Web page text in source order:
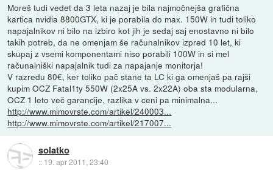
Moreš tudi vedet da 3 leta nazaj je bila najmočnejša grafična
kartica nvidia 8800GTX, ki je porabila do max. 150W in tudi toliko
napajalnikov ni bilo na izbiro kot jih je sedaj saj enostavno ni bilo
takih potreb, da ne omenjam še računalnikov izpred 10 let, ki
skupaj z vsemi komponentami niso porabili 100W in si mel
računalniški napajalnik tudi za napajanje monitorja!
V razredu 80€, ker toliko pač stane ta LC ki ga omenjaš pa rajši
kupim OCZ Fatal1ty 550W (2x25A vs. 2x22A) oba sta modularna,
OCZ 1 leto več garancije, razlika v ceni pa minimalna...
http://www.mimovrste.com/artikel/240003...
http://www.mimovrste.com/artikel/217007...
solatko
:: 19. apr 2011, 23:40